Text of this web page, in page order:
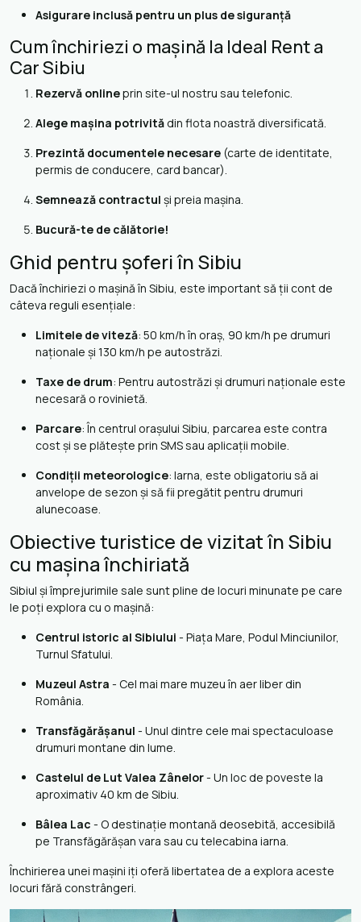
Asigurare inclusă pentru un plus de siguranță
Cum închiriezi o mașină la Ideal Rent a
Car Sibiu
Rezervă onlineprin site-ul nostru sau telefonic.
Alege mașina potrivită din flota noastră diversificată.
Prezintă documentele necesare (carte de identitate,
permis de conducere, card bancar).
Semnează contractul și preia mașina.
Bucură-te de călătorie!
Ghid pentru șoferi în Sibiu
Dacă închiriezi o mașină în Sibiu, este important să ții cont de
câteva reguli esențiale:
Limitele de viteză: 50 km/h în oraș, 90 km/h pe drumuri
naționale și 130 km/h pe autostrăzi.
Taxe de drum: Pentru autostrăzi și drumuri naționale este
necesară o rovinietă.
Parcare: În centrul orașului Sibiu, parcarea este contra
cost și se plătește prin SMS sau aplicații mobile.
Condiții meteorologice: Iarna, este obligatoriu să ai
anvelope de sezon și să fii pregătit pentru drumuri
alunecoase.
Obiective turistice de vizitat în Sibiu
cu mașina închiriată
Sibiul și împrejurimile sale sunt pline de locuri minunate pe care
le poți explora cu o mașină:
Centrul istoric al Sibiului - Piața Mare, Podul Minciunilor,
Turnul Sfatului.
Muzeul Astra - Cel mai mare muzeu în aer liber din
România.
Transfăgărășanul - Unul dintre cele mai spectaculoase
drumuri montane din lume.
Castelul de Lut Valea Zânelor- Un loc de poveste la
aproximativ 40 km de Sibiu.
Bâlea Lac - O destinație montană deosebită, accesibilă
pe Transfăgărășan vara sau cu telecabina iarna.
Închirierea unei mașini iți oferă libertatea de a explora aceste
locuri fără constrângeri.